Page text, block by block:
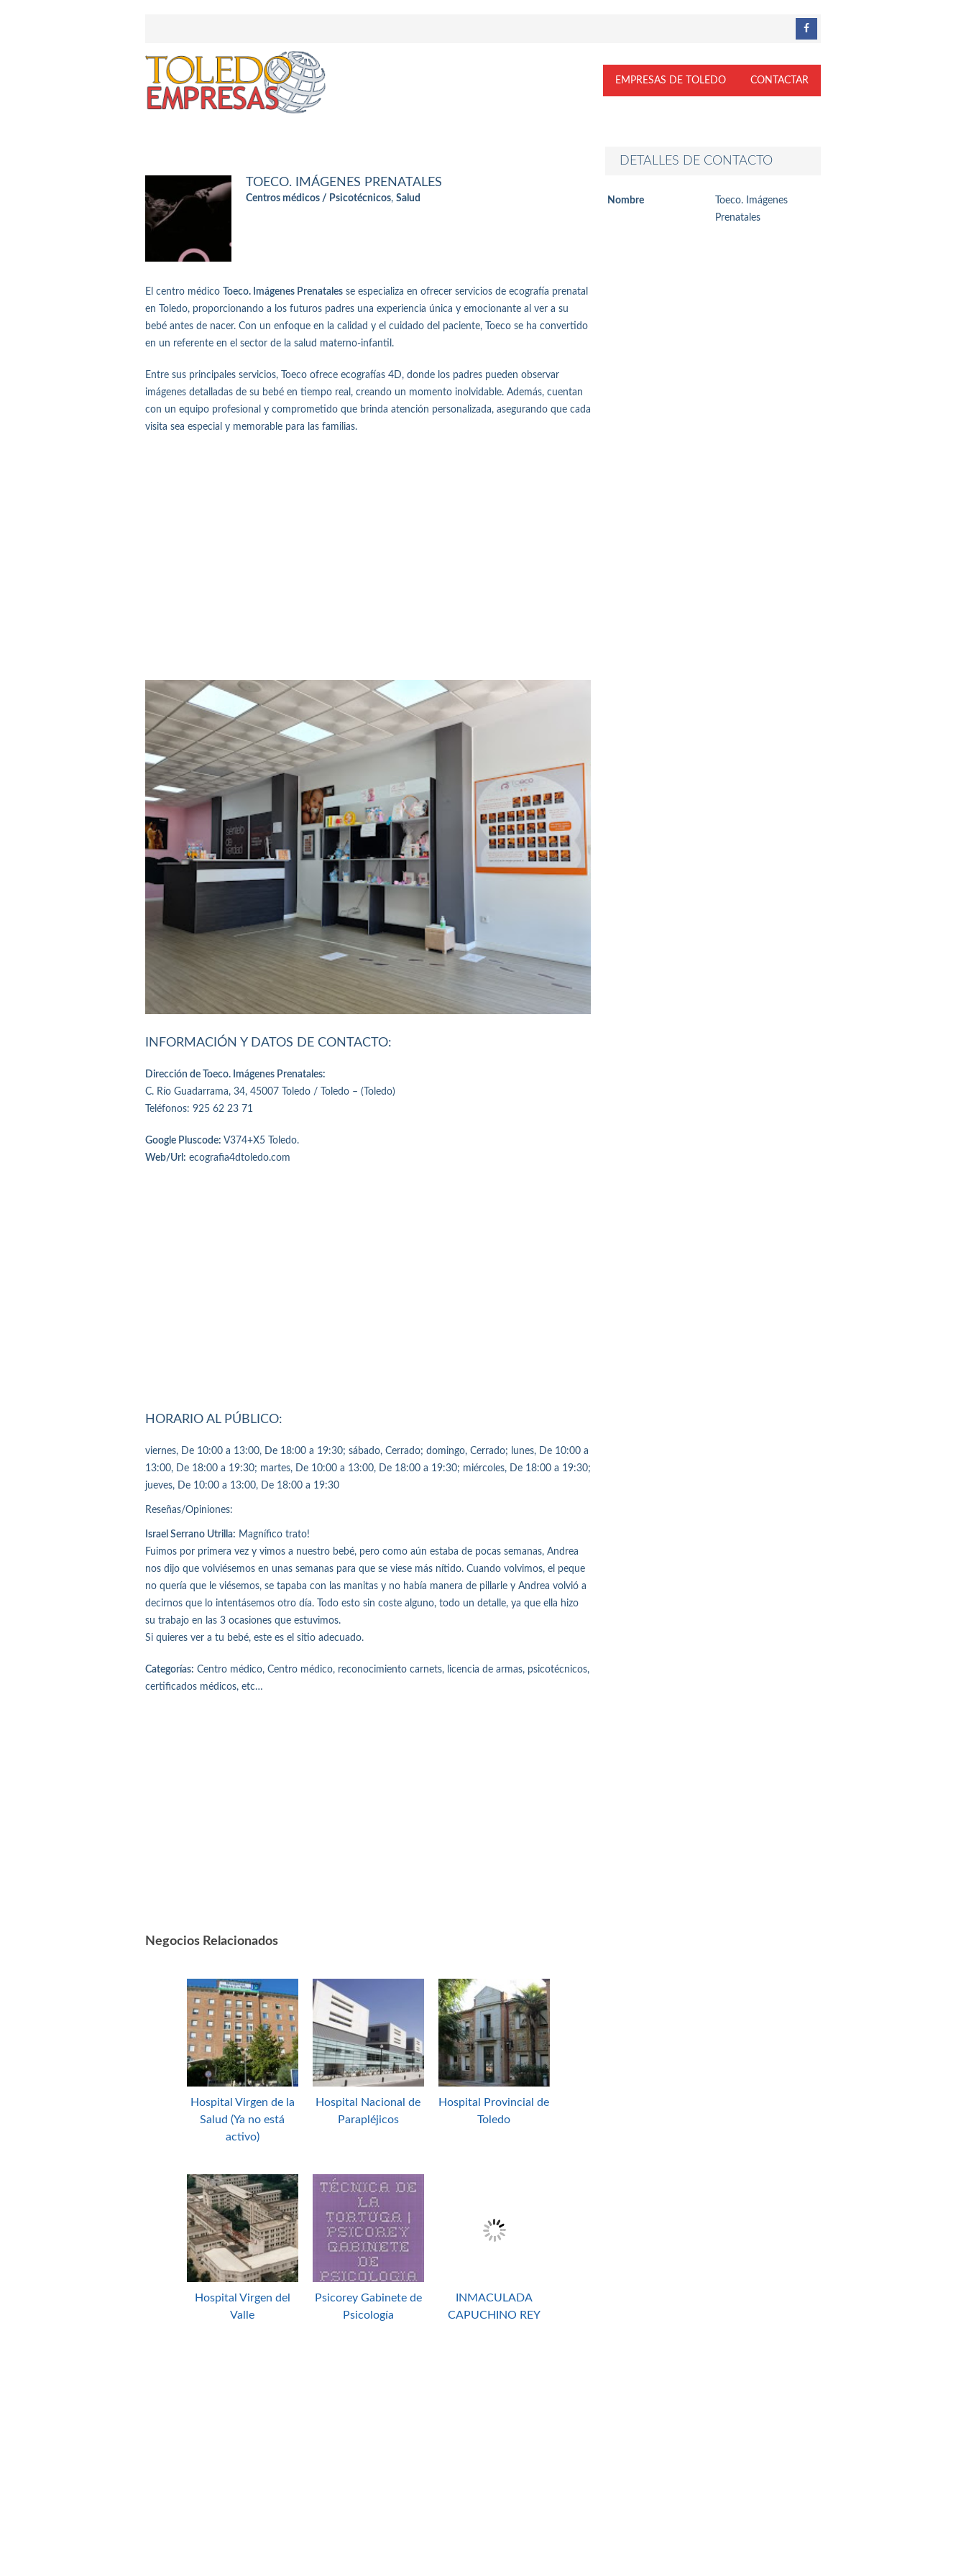
EMPRESAS DE TOLEDO CONTACTAR
DETALLES DE CONTACTO
Nombre
Toeco. Imágenes
Prenatales
TOECO. IMÁGENES PRENATALES
Centros médicos / Psicotécnicos, Salud
El centro médico Toeco. Imágenes Prenatales se especializa en ofrecer servicios de ecografía prenatal
en Toledo, proporcionando a los futuros padres una experiencia única y emocionante al ver a su
bebé antes de nacer. Con un enfoque en la calidad y el cuidado del paciente, Toeco se ha convertido
en un referente en el sector de la salud materno-infantil.
Entre sus principales servicios, Toeco ofrece ecografías 4D, donde los padres pueden observar
imágenes detalladas de su bebé en tiempo real, creando un momento inolvidable. Además, cuentan
con un equipo profesional y comprometido que brinda atención personalizada, asegurando que cada
visita sea especial y memorable para las familias.
INFORMACIÓN Y DATOS DE CONTACTO:
Dirección de Toeco. Imágenes Prenatales:
C. Río Guadarrama, 34, 45007 Toledo / Toledo – (Toledo)
Teléfonos: 925 62 23 71
Google Pluscode: V374+X5 Toledo.
Web/Url: ecografia4dtoledo.com
HORARIO AL PÚBLICO:
viernes, De 10:00 a 13:00, De 18:00 a 19:30; sábado, Cerrado; domingo, Cerrado; lunes, De 10:00 a
13:00, De 18:00 a 19:30; martes, De 10:00 a 13:00, De 18:00 a 19:30; miércoles, De 18:00 a 19:30;
jueves, De 10:00 a 13:00, De 18:00 a 19:30
Reseñas/Opiniones:
Israel Serrano Utrilla: Magnífico trato!
Fuimos por primera vez y vimos a nuestro bebé, pero como aún estaba de pocas semanas, Andrea
nos dijo que volviésemos en unas semanas para que se viese más nítido. Cuando volvimos, el peque
no quería que le viésemos, se tapaba con las manitas y no había manera de pillarle y Andrea volvió a
decirnos que lo intentásemos otro día. Todo esto sin coste alguno, todo un detalle, ya que ella hizo
su trabajo en las 3 ocasiones que estuvimos.
Si quieres ver a tu bebé, este es el sitio adecuado.
Categorías: Centro médico, Centro médico, reconocimiento carnets, licencia de armas, psicotécnicos,
certificados médicos, etc…
Negocios Relacionados
Hospital Virgen de la
Salud (Ya no está
activo)
Hospital Nacional de
Parapléjicos
Hospital Provincial de
Toledo
Hospital Virgen del
Valle
Psicorey Gabinete de
Psicología
INMACULADA
CAPUCHINO REY